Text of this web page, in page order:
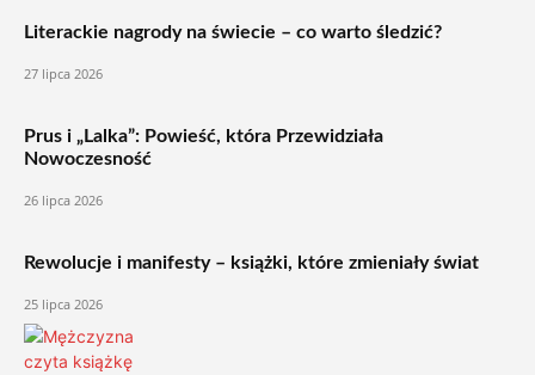
Literackie nagrody na świecie – co warto śledzić?
27 lipca 2026
Prus i „Lalka”: Powieść, która Przewidziała
Nowoczesność
26 lipca 2026
Rewolucje i manifesty – książki, które zmieniały świat
25 lipca 2026